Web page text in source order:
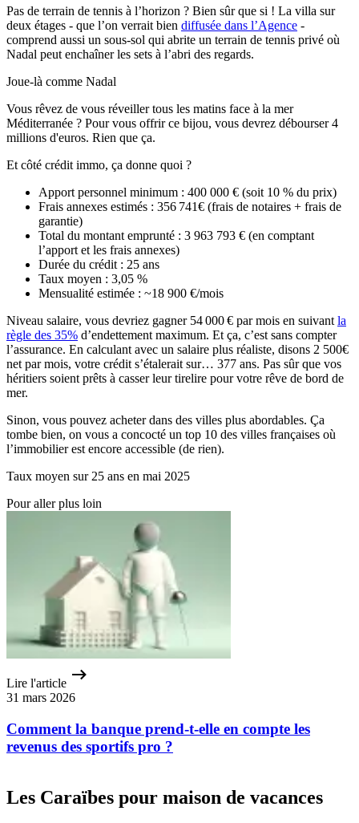
Pas de terrain de tennis à l’horizon ? Bien sûr que si ! La villa sur
deux étages - que l’on verrait bien diffusée dans l’Agence -
comprend aussi un sous-sol qui abrite un terrain de tennis privé où
Nadal peut enchaîner les sets à l’abri des regards.
Joue-là comme Nadal
Vous rêvez de vous réveiller tous les matins face à la mer
Méditerranée ? Pour vous offrir ce bijou, vous devrez débourser 4
millions d'euros. Rien que ça.
Et côté crédit immo, ça donne quoi ?
Apport personnel minimum : 400 000 € (soit 10 % du prix)
Frais annexes estimés : 356 741€ (frais de notaires + frais de
garantie)
Total du montant emprunté : 3 963 793 € (en comptant
l’apport et les frais annexes)
Durée du crédit : 25 ans
Taux moyen : 3,05 %
Mensualité estimée : ~18 900 €/mois
Niveau salaire, vous devriez gagner 54 000 € par mois en suivant la
règle des 35% d’endettement maximum. Et ça, c’est sans compter
l’assurance. En calculant avec un salaire plus réaliste, disons 2 500€
net par mois, votre crédit s’étalerait sur… 377 ans. Pas sûr que vos
héritiers soient prêts à casser leur tirelire pour votre rêve de bord de
mer.
Sinon, vous pouvez acheter dans des villes plus abordables. Ça
tombe bien, on vous a concocté un top 10 des villes françaises où
l’immobilier est encore accessible (de rien).
Taux moyen sur 25 ans en mai 2025
Pour aller plus loin
Lire l'article
31 mars 2026
Comment la banque prend-t-elle en compte les
revenus des sportifs pro ?
Les Caraïbes pour maison de vacances